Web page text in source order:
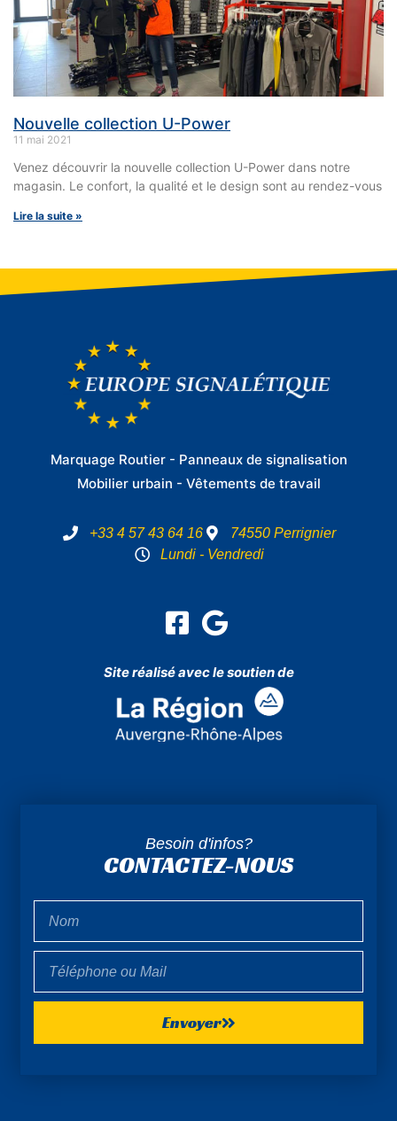
Nouvelle collection U-Power
11 mai 2021
Venez découvrir la nouvelle collection U-Power dans notre
magasin. Le confort, la qualité et le design sont au rendez-vous
Lire la suite »
Marquage Routier - Panneaux de signalisation
Mobilier urbain - Vêtements de travail
+33 4 57 43 64 16
74550 Perrignier
Lundi - Vendredi
Site réalisé avec le soutien de
Besoin d'infos?
CONTACTEZ-NOUS
Envoyer